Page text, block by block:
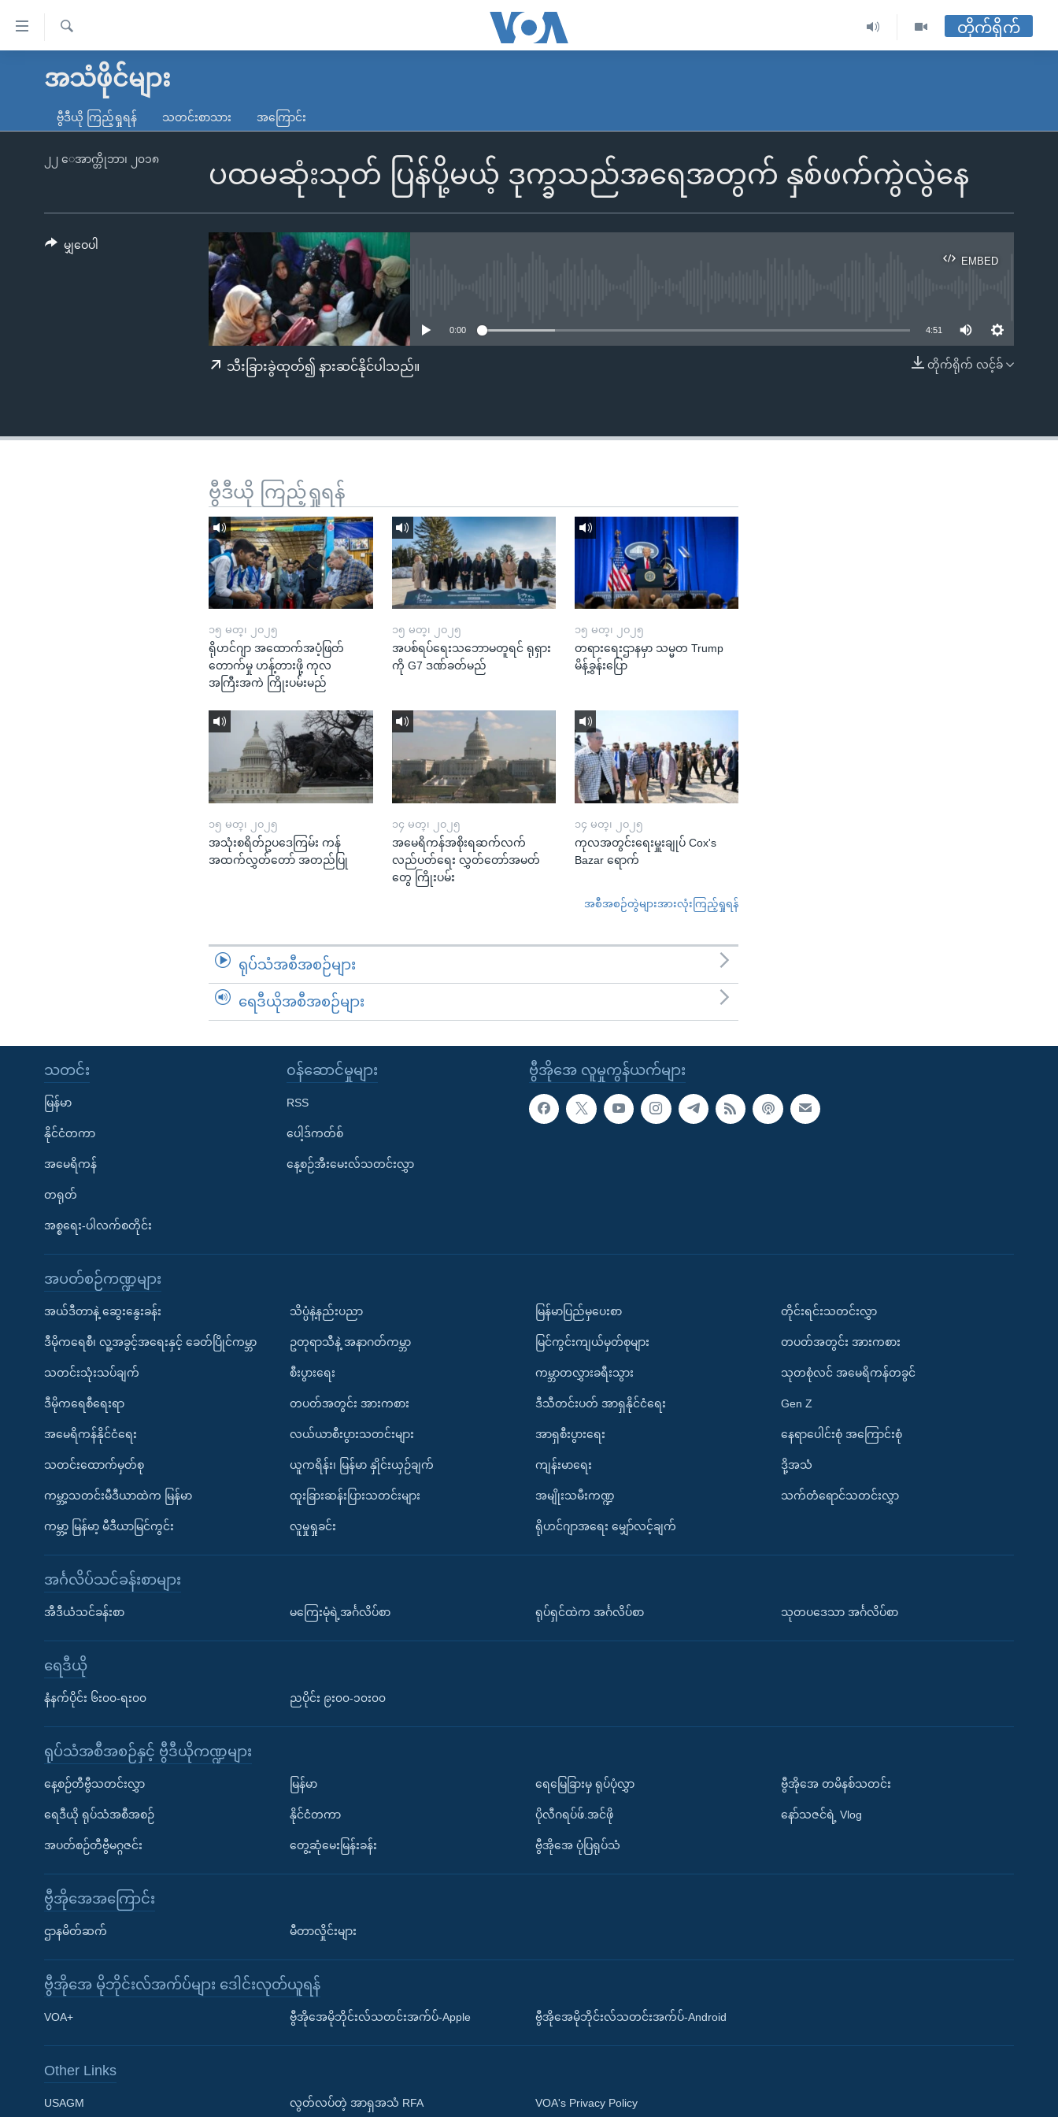
လွယ်ကူ
သည့်
ကျော်
မူလစာမျက်နှာ
ကမ္ဘာ့သတင်းများ
နိုင်ငံတကာ
တရုတ်
အစ္စရေး-ပါလက်စတိုင်း
ရပ်ဝန်းတခု လမ်းတခု အလွန်
အင်္ဂလိပ်စာလေ့လာမယ်
Learning English
ရ
တိုက်ရိုက်
အသံဖိုင်များ
ဗွီဒီယို ကြည့်ရှုရန် သတင်းစာသား အကြောင်း
ပထမဆုံးသုတ် ပြန်ပို့မယ့် ဒုက္ခသည်အရေအတွက် နှစ်ဖက်ကွဲလွဲနေ
၂၂ ေအာက္တိုဘာ၊ ၂၀၁၈
EMBED
EMBED
0:00 4:51
တိုက်ရိုက် လင့်ခ်
သီးခြားခွဲထုတ်၍ နားဆင်နိုင်ပါသည်။
မျှဝေပါ
ဗွီဒီယို ကြည့်ရှုရန်
၁၅ မတ္၊ ၂၀၂၅
ရိုဟင်ဂျာ အထောက်အပံ့ဖြတ်
တောက်မှု ဟန့်တားဖို့ ကုလ
အကြီးအကဲ ကြိုးပမ်းမည်
၁၅ မတ္၊ ၂၀၂၅
အပစ်ရပ်ရေးသဘောမတူရင် ရုရှား
ကို G7 ဒဏ်ခတ်မည်
၁၅ မတ္၊ ၂၀၂၅
တရားရေးဌာနမှာ သမ္မတ Trump
မိန့်ခွန်းပြော
၁၅ မတ္၊ ၂၀၂၅
အသုံးစရိတ်ဥပဒေကြမ်း ကန်
အထက်လွှတ်တော် အတည်ပြု
၁၄ မတ္၊ ၂၀၂၅
အမေရိကန်အစိုးရဆက်လက်
လည်ပတ်ရေး လွှတ်တော်အမတ်
တွေ ကြိုးပမ်း
၁၄ မတ္၊ ၂၀၂၅
ကုလအတွင်းရေးမှူးချုပ် Cox's
Bazar ရောက်
အစီအစဉ်တွဲများအားလုံးကြည့်ရှုရန်
ရုပ်သံအစီအစဉ်များ
ရေဒီယိုအစီအစဉ်များ
ဗွီအိုအေ လူမှုကွန်ယက်များ
သတင်း
မြန်မာ
နိုင်ငံတကာ
အမေရိကန်
တရုတ်
အစ္စရေး-ပါလက်စတိုင်း
၀န်ဆောင်မှုများ
RSS
ပေါ့ဒ်ကတ်စ်
နေ့စဉ်အီးမေးလ်သတင်းလွှာ
အပတ်စဉ်ကဏ္ဍများ
အယ်ဒီတာနဲ့ ဆွေးနွေးခန်း
ဒီမိုကရေစီ၊ လူ့အခွင့်အရေးနှင့် ခေတ်ပြိုင်ကမ္ဘာ
သတင်းသုံးသပ်ချက်
ဒီမိုကရေစီရေးရာ
အမေရိကန်နိုင်ငံရေး
သတင်းထောက်မှတ်စု
ကမ္ဘာ့သတင်းမီဒီယာထဲက မြန်မာ
ကမ္ဘာ့ မြန်မာ့ မီဒီယာမြင်ကွင်း
သိပ္ပံနဲ့နည်းပညာ
ဥတုရာသီနဲ့ အနာဂတ်ကမ္ဘာ
စီးပွားရေး
တပတ်အတွင်း အားကစား
လယ်ယာစီးပွားသတင်းများ
ယူကရိန်း၊ မြန်မာ နှိုင်းယှဉ်ချက်
ထူးခြားဆန်းပြားသတင်းများ
လူမှုရှုခင်း
မြန်မာပြည်မှပေးစာ
မြင်ကွင်းကျယ်မှတ်စုများ
ကမ္ဘာတလွှားခရီးသွား
ဒီသီတင်းပတ် အာရှနိုင်ငံရေး
အာရှစီးပွားရေး
ကျန်းမာရေး
အမျိုးသမီးကဏ္ဍ
ရိုဟင်ဂျာအရေး မျှော်လင့်ချက်
တိုင်းရင်းသတင်းလွှာ
တပတ်အတွင်း အားကစား
သုတစုံလင် အမေရိကန်တခွင်
Gen Z
နေရာပေါင်းစုံ အကြောင်းစုံ
ဒို့အသံ
သက်တံရောင်သတင်းလွှာ
အင်္ဂလိပ်သင်ခန်းစာများ
အီဒီယံသင်ခန်းစာ မကြေးမုံရဲ့အင်္ဂလိပ်စာ ရုပ်ရှင်ထဲက အင်္ဂလိပ်စာ သုတပဒေသာ အင်္ဂလိပ်စာ
ရေဒီယို
နံနက်ပိုင်း ၆း၀၀-ရး၀၀ ညပိုင်း ၉း၀၀-၁၀း၀၀
ရုပ်သံအစီအစဉ်နှင့် ဗွီဒီယိုကဏ္ဍများ
နေ့စဉ်တီဗွီသတင်းလွှာ
ရေဒီယို ရုပ်သံအစီအစဉ်
အပတ်စဉ်တီဗွီမဂ္ဂဇင်း
မြန်မာ
နိုင်ငံတကာ
တွေ့ဆုံမေးမြန်းခန်း
ရေမြေခြားမှ ရုပ်ပုံလွှာ
ပိုလီဂရပ်ဖ်.အင်ဖို
ဗွီအိုအေ ပုံပြရုပ်သံ
ဗွီအိုအေ တမိနစ်သတင်း
နော်သဇင်ရဲ့ Vlog
ဗွီအိုအေအကြောင်း
ဌာနမိတ်ဆက် မီတာလှိုင်းများ
ဗွီအိုအေ မိုဘိုင်းလ်အက်ပ်များ ဒေါင်းလုတ်ယူရန်
VOA+ ဗွီအိုအေမိုဘိုင်းလ်သတင်းအက်ပ်-Apple ဗွီအိုအေမိုဘိုင်းလ်သတင်းအက်ပ်-Android
Other Links
USAGM လွတ်လပ်တဲ့ အာရှအသံ RFA VOA's Privacy Policy